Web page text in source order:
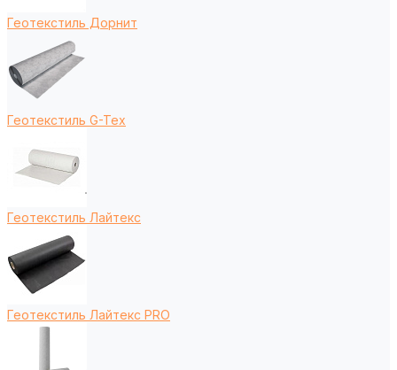
Геотекстиль Дорнит
Геотекстиль G-Tex
Геотекстиль Лайтекс
Геотекстиль Лайтекс PRO